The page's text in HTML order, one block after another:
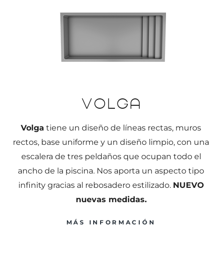
Volga
Volga tiene un diseño de líneas rectas, muros
rectos, base uniforme y un diseño limpio, con una
escalera de tres peldaños que ocupan todo el
ancho de la piscina. Nos aporta un aspecto tipo
infinity gracias al rebosadero estilizado. NUEVO
nuevas medidas.
MÁS INFORMACIÓN